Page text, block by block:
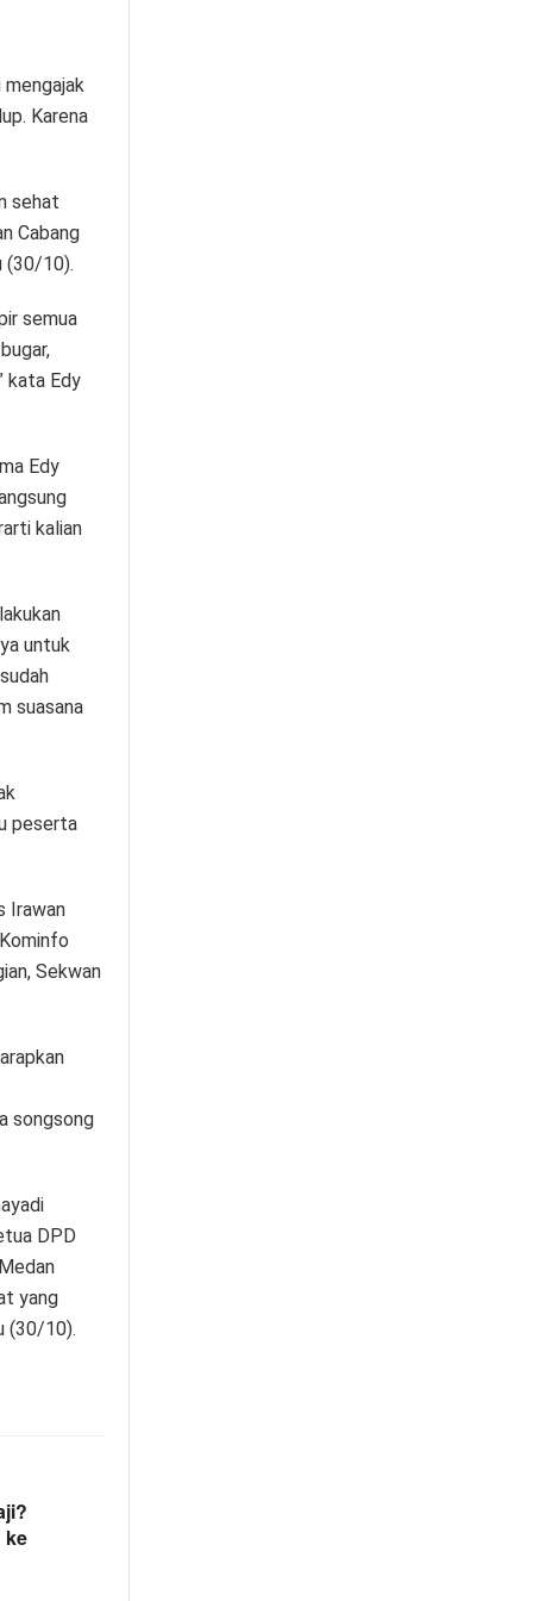
Karena
sehat
Cabang
(30/10).
semua
kata Edy
Edy
kalian
untuk
suasana
peserta
Irawan
Sekwan
songsong
DPD
yang
(30/10).
ke